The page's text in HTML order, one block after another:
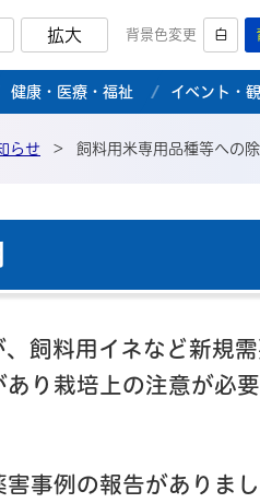
拡大 背景色変更 白
健康・医療・福祉 イベント・
らせ > 飼料用米専用品種等への
飼料用イネなど新規
り栽培上の注意が必
事例の報告がありま